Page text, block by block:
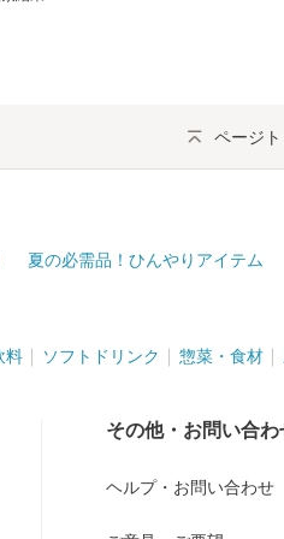
ページ
夏の必需品！ひんやりアイテム
料 ソフトドリンク 惣菜・食材
その他・お問い合わ
ヘルプ・お問い合わせ